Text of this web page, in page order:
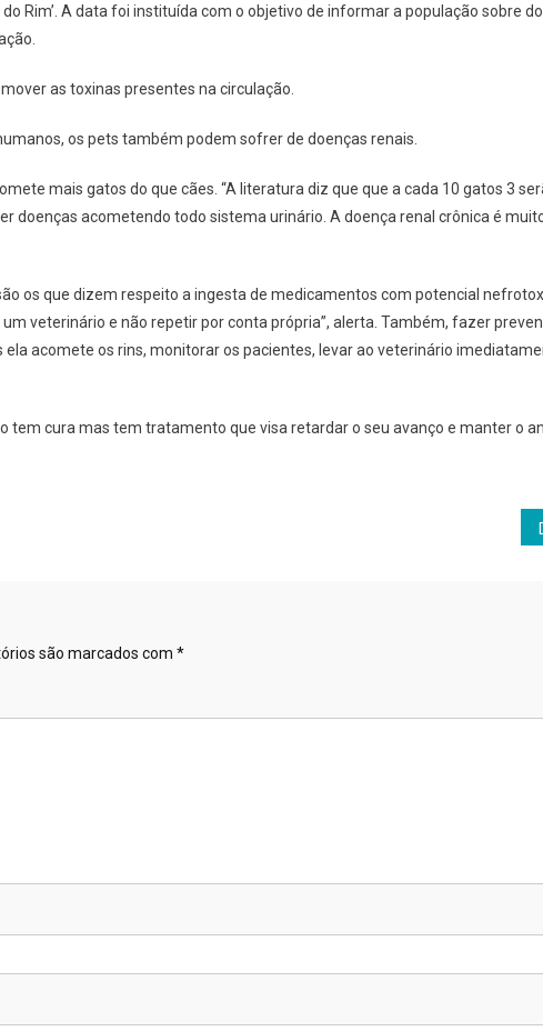
Rim’. A data foi instituída com o objetivo de informar a população sobre
as toxinas presentes na circulação.
os pets também podem sofrer de doenças renais.
mais gatos do que cães. “A literatura diz que que a cada 10 gatos 3
doenças acometendo todo sistema urinário. A doença renal crônica é
os que dizem respeito a ingesta de medicamentos com potencial
veterinário e não repetir por conta própria”, alerta. Também, fazer
acomete os rins, monitorar os pacientes, levar ao veterinário
tem cura mas tem tratamento que visa retardar o seu avanço e manter o
são marcados com *